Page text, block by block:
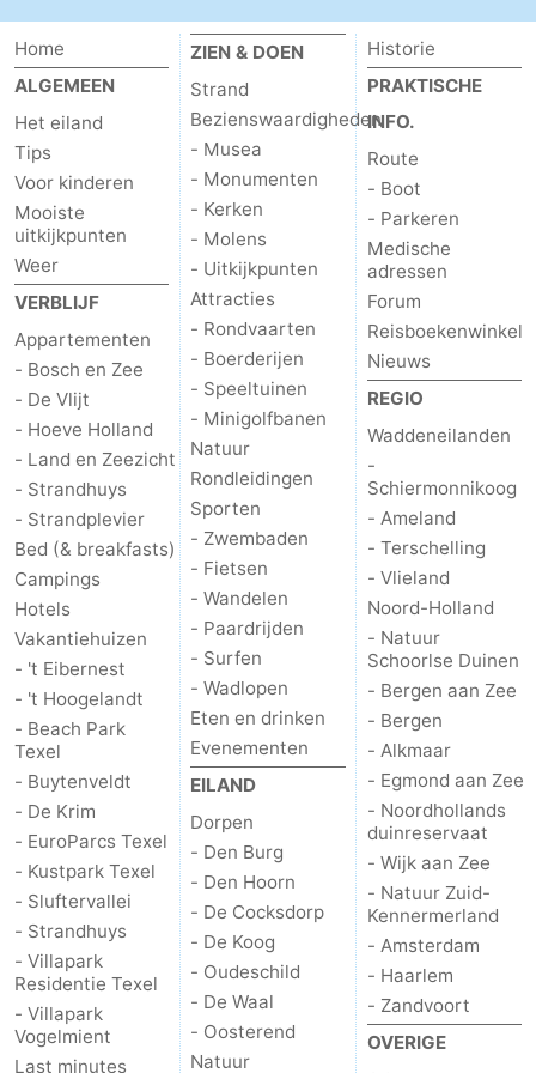
Zandvoort
Weer
Home
ALGEMEEN
Het eiland
Tips
Voor kinderen
Mooiste
uitkijkpunten
Weer
VERBLIJF
Appartementen
- Bosch en Zee
- De Vlijt
- Hoeve Holland
- Land en Zeezicht
- Strandhuys
- Strandplevier
Bed (& breakfasts)
Campings
Hotels
Vakantiehuizen
- 't Eibernest
- 't Hoogelandt
- Beach Park
Texel
- Buytenveldt
- De Krim
- EuroParcs Texel
- Kustpark Texel
- Sluftervallei
- Strandhuys
- Villapark
Residentie Texel
- Villapark
Vogelmient
Last minutes
ZIEN & DOEN
Strand
Bezienswaardigheden
- Musea
- Monumenten
- Kerken
- Molens
- Uitkijkpunten
Attracties
- Rondvaarten
- Boerderijen
- Speeltuinen
- Minigolfbanen
Natuur
Rondleidingen
Sporten
- Zwembaden
- Fietsen
- Wandelen
- Paardrijden
- Surfen
- Wadlopen
Eten en drinken
Evenementen
EILAND
Dorpen
- Den Burg
- Den Hoorn
- De Cocksdorp
- De Koog
- Oudeschild
- De Waal
- Oosterend
Natuur
Historie
PRAKTISCHE
INFO.
Route
- Boot
- Parkeren
Medische
adressen
Forum
Reisboekenwinkel
Nieuws
REGIO
Waddeneilanden
-
Schiermonnikoog
- Ameland
- Terschelling
- Vlieland
Noord-Holland
- Natuur
Schoorlse Duinen
- Bergen aan Zee
- Bergen
- Alkmaar
- Egmond aan Zee
- Noordhollands
duinreservaat
- Wijk aan Zee
- Natuur Zuid-
Kennermerland
- Amsterdam
- Haarlem
- Zandvoort
OVERIGE